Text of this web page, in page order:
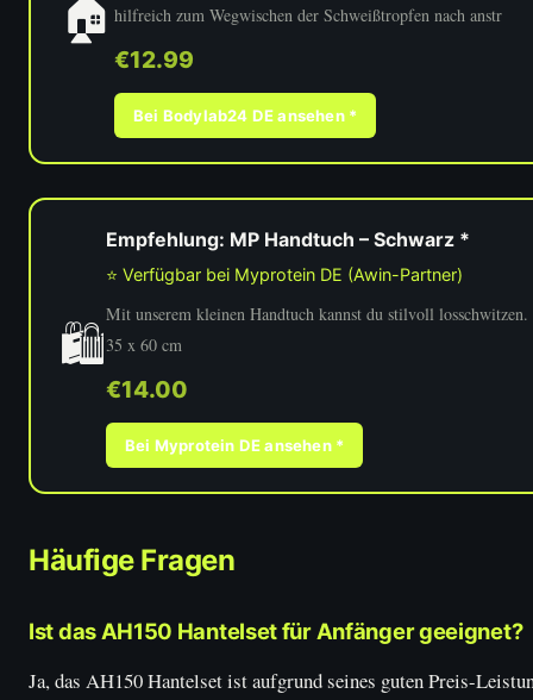
🏠 hilfreich zum Wegwischen der Schweißtropfen nach anstr
€12.99
Bei Bodylab24 DE ansehen *
🛍️
Empfehlung: MP Handtuch – Schwarz *
⭐ Verfügbar bei Myprotein DE (Awin-Partner)
Mit unserem kleinen Handtuch kannst du stilvoll
35 x 60 cm
€14.00
Bei Myprotein DE ansehen *
Häufige Fragen
Ist das AH150 Hantelset für Anfänger geeignet?
Ja, das AH150 Hantelset ist aufgrund seines guten Preis-